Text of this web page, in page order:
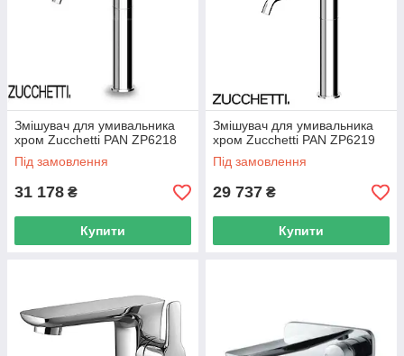
Змішувач для умивальника
хром Zucchetti PAN ZP6218
Під замовлення
31 178 ₴
Купити
Змішувач для умивальника
хром Zucchetti PAN ZP6219
Під замовлення
29 737 ₴
Купити